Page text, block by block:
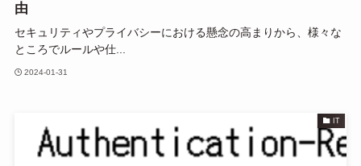
由
セキュリティやプライバシーにおける懸念の高まりから、様々な
ところでルールや仕...
2024-01-31
IT